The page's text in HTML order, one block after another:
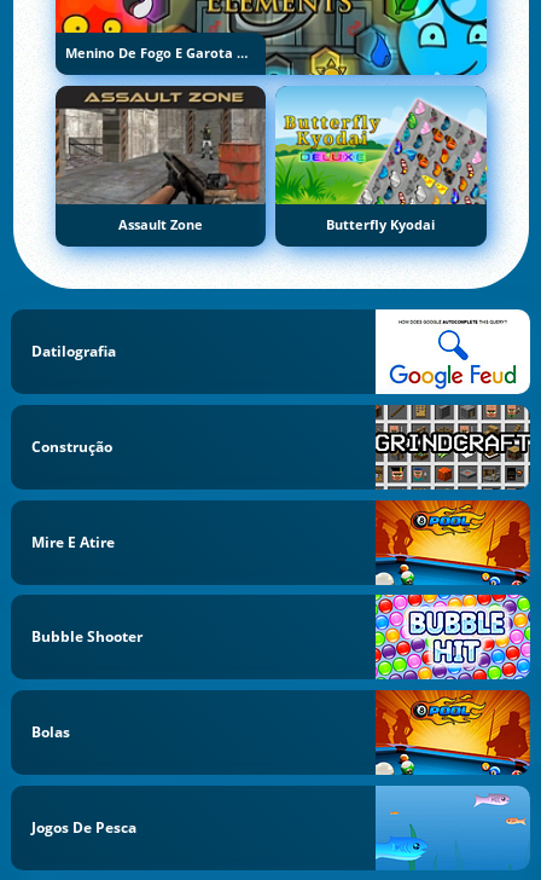
Menino De Fogo E Garota De Água 5: Elementos
Assault Zone Butterfly Kyodai
Datilografia
Construção
Mire E Atire
Bubble Shooter
Bolas
Jogos De Pesca